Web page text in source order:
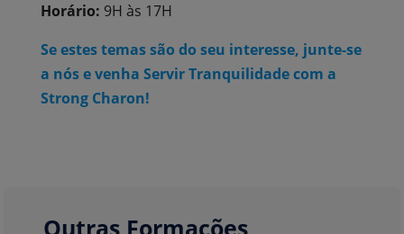
Horário: 9H às 17H
Se estes temas são do seu interesse, junte-se
a nós e venha Servir Tranquilidade com a
Strong Charon!
Outras Formações